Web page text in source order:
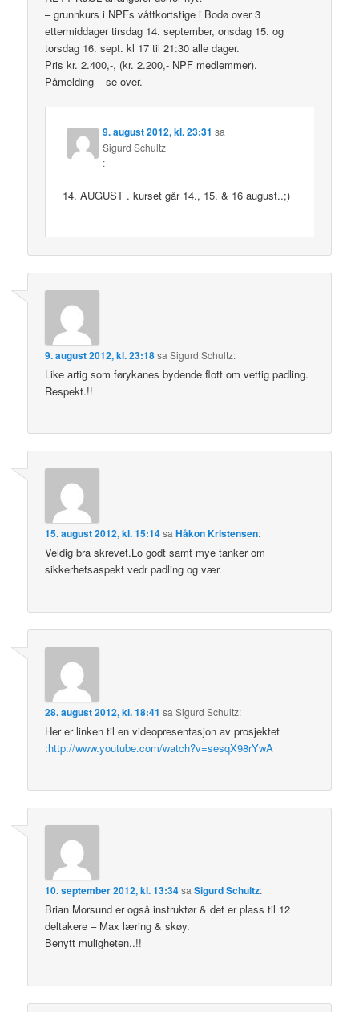
– grunnkurs i NPFs våttkortstige i Bodø over 3
ettermiddager tirsdag 14. september, onsdag 15. og
torsdag 16. sept. kl 17 til 21:30 alle dager.
Pris kr. 2.400,-, (kr. 2.200,- NPF medlemmer).
Påmelding – se over.
9. august 2012, kl. 23:31 sa
Sigurd Schultz
:
14. AUGUST . kurset går 14., 15. & 16 august..;)
9. august 2012, kl. 23:18sa Sigurd Schultz:
Like artig som førykanes bydende flott om vettig padling.
Respekt.!!
15. august 2012, kl. 15:14sa Håkon Kristensen:
Veldig bra skrevet.Lo godt samt mye tanker om
sikkerhetsaspekt vedr padling og vær.
28. august 2012, kl. 18:41 sa Sigurd Schultz:
Her er linken til en videopresentasjon av prosjektet
:http://www.youtube.com/watch?v=sesqX98rYwA
10. september 2012, kl. 13:34sa Sigurd Schultz:
Brian Morsund er også instruktør & det er plass til 12
deltakere – Max læring & skøy.
Benytt muligheten..!!